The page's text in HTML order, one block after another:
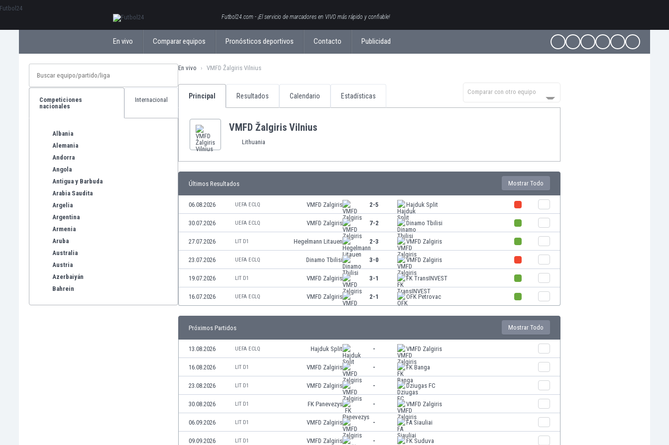
Futbol24.com - ¡El servicio de marcadores en VIVO más rápido y confiable!
En vivo Comparar equipos Pronósticos deportivos Contacto Publicidad
Competiciones
nacionales
Internacional
Albania
Alemania
Andorra
Angola
Antigua y Barbuda
Arabia Saudita
Argelia
Argentina
Armenia
Aruba
Australia
Austria
Azerbaiyán
Bahrein
En vivo VMFD Žalgiris Vilnius
Principal Resultados Calendario Estadísticas
Comparar con otro equipo
VMFD Žalgiris Vilnius
Lithuania
Últimos Resultados Mostrar Todo
06.08.2026 UEFA ECLQ VMFD Zalgiris 2-5 Hajduk Split
30.07.2026 UEFA ECLQ VMFD Zalgiris 7-2 Dinamo Tbilisi
27.07.2026 LIT D1 Hegelmann Litauen 2-3 VMFD Zalgiris
23.07.2026 UEFA ECLQ Dinamo Tbilisi 3-0 VMFD Zalgiris
19.07.2026 LIT D1 VMFD Zalgiris 3-1 FK TransINVEST
16.07.2026 UEFA ECLQ VMFD Zalgiris 2-1 OFK Petrovac
Próximos Partidos Mostrar Todo
13.08.2026 UEFA ECLQ Hajduk Split - VMFD Zalgiris
16.08.2026 LIT D1 VMFD Zalgiris - FK Banga
23.08.2026 LIT D1 VMFD Zalgiris - Dziugas FC
30.08.2026 LIT D1 FK Panevezys - VMFD Zalgiris
06.09.2026 LIT D1 VMFD Zalgiris - FA Siauliai
09.09.2026 LIT D1 VMFD Zalgiris - FK Suduva